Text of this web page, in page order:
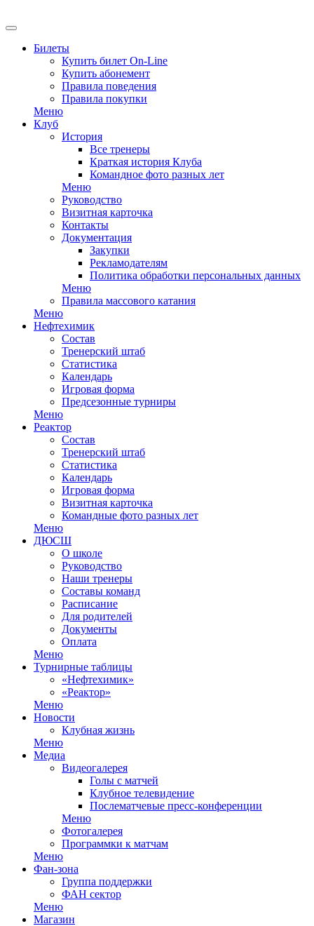
Билеты
Купить билет On-Line
Купить абонемент
Правила поведения
Правила покупки
Меню
Клуб
История
Все тренеры
Краткая история Клуба
Командное фото разных лет
Меню
Руководство
Визитная карточка
Контакты
Документация
Закупки
Рекламодателям
Политика обработки персональных данных
Меню
Правила массового катания
Меню
Нефтехимик
Состав
Тренерский штаб
Статистика
Календарь
Игровая форма
Предсезонные турниры
Меню
Реактор
Состав
Тренерский штаб
Статистика
Календарь
Игровая форма
Визитная карточка
Командные фото разных лет
Меню
ДЮСШ
О школе
Руководство
Наши тренеры
Составы команд
Расписание
Для родителей
Документы
Оплата
Меню
Турнирные таблицы
«Нефтехимик»
«Реактор»
Меню
Новости
Клубная жизнь
Меню
Медиа
Видеогалерея
Голы с матчей
Клубное телевидение
Послематчевые пресс-конференции
Меню
Фотогалерея
Программки к матчам
Меню
Фан-зона
Группа поддержки
ФАН сектор
Меню
Магазин